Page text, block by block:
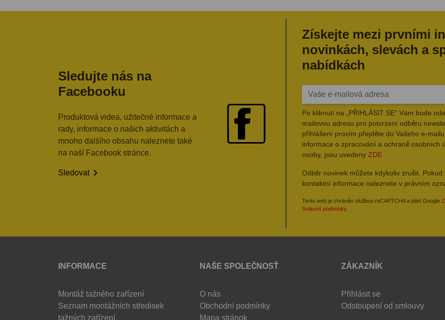
Sledujte nás na
Facebooku
Produktová videa, užitečné informace a
rady, informace o našich aktivitách a
mnoho dalšího obsahu naleznete také
na naší Facebook stránce.
Sledovat
Získejte mezi prvními
novinkách, slevách a
nabídkách
Po kliknutí na „PŘIHLÁSIT SE“ Vám bude
mailovou adresu pro potvrzení odběru
přihlášení prosím přejděte do Vašeho e-
informace o zpracování a ochraně osobních
osoby, jsou uvedeny ZDE
Odběr novinek můžete kdykoliv zrušit.
kontaktní informace naleznete v právním
Tento web je chráněn službou reCAPTCHA a platí Google
Smluvní podmínky.
INFORMACE
Montáž tažného zařízení
Seznam montážních středisek
tažných zařízení
NAŠE SPOLEČNOSŤ
O nás
Obchodní podmínky
Mapa stránok
ZÁKAZNÍK
Přihlásit se
Odstoupení od smlouvy